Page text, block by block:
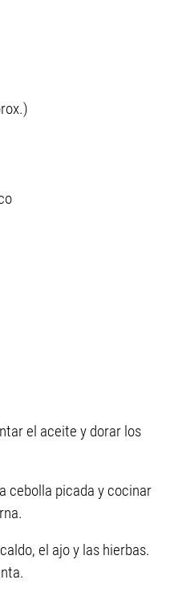
el aceite y dorar los
cebolla picada y cocinar
el ajo y las hierbas.